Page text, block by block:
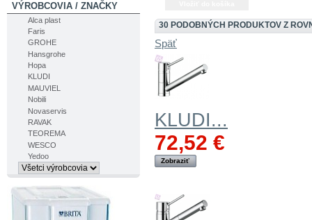
VÝROBCOVIA / ZNAČKY
Alca plast
Faris
GROHE
Hansgrohe
Hopa
KLUDI
MAUVIEL
Nobili
Novaservis
RAVAK
TEOREMA
WESCO
Yedoo
30 PODOBNÝCH PRODUKTOV Z
Späť
KLUDI...
72,52 €
Zobraziť